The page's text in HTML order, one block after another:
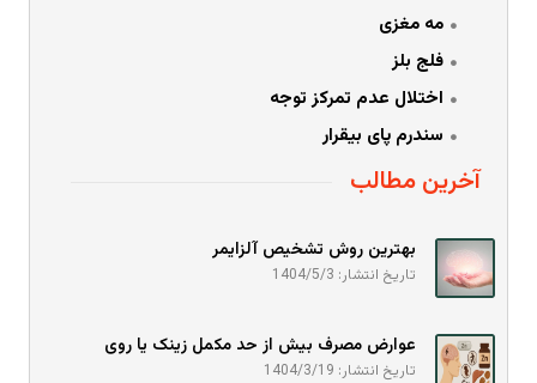
مه مغزی
فلج بلز
اختلال عدم تمرکز توجه
سندرم پای بیقرار
آخرین مطالب
بهترین روش تشخیص آلزایمر
تاریخ انتشار: 1404/5/3
عوارض مصرف بیش از حد مکمل زینک یا روی
تاریخ انتشار: 1404/3/19